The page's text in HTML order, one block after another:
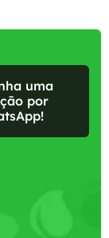
uma
por